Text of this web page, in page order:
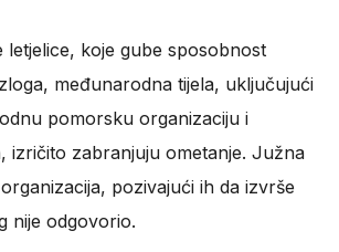
koje gube sposobnost
međunarodna tijela, uključujući
pomorsku organizaciju i
zabranjuju ometanje. Južna
pozivajući ih da izvrše
nije odgovorio.